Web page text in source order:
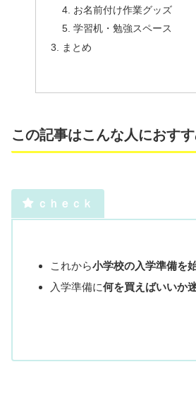
お名前付け作業グッズ
学習机・勉強スペース
まとめ
この記事はこんな人におす
ｃｈｅｃｋ
これから小学校の入学準備を
入学準備に何を買えばいいか